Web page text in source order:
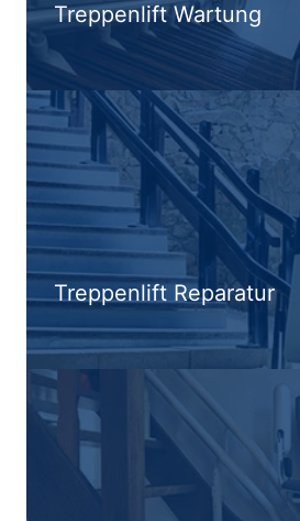
Treppenlift Wartung
Treppenlift Reparatur